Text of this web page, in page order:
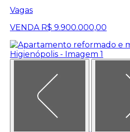
Vagas
VENDA R$ 9.900.000,00